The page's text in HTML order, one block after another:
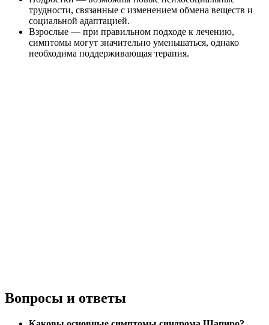
трудности, связанные с изменением обмена веществ и
социальной адаптацией.
Взрослые — при правильном подходе к лечению,
симптомы могут значительно уменьшаться, однако
необходима поддерживающая терапия.
Вопросы и ответы